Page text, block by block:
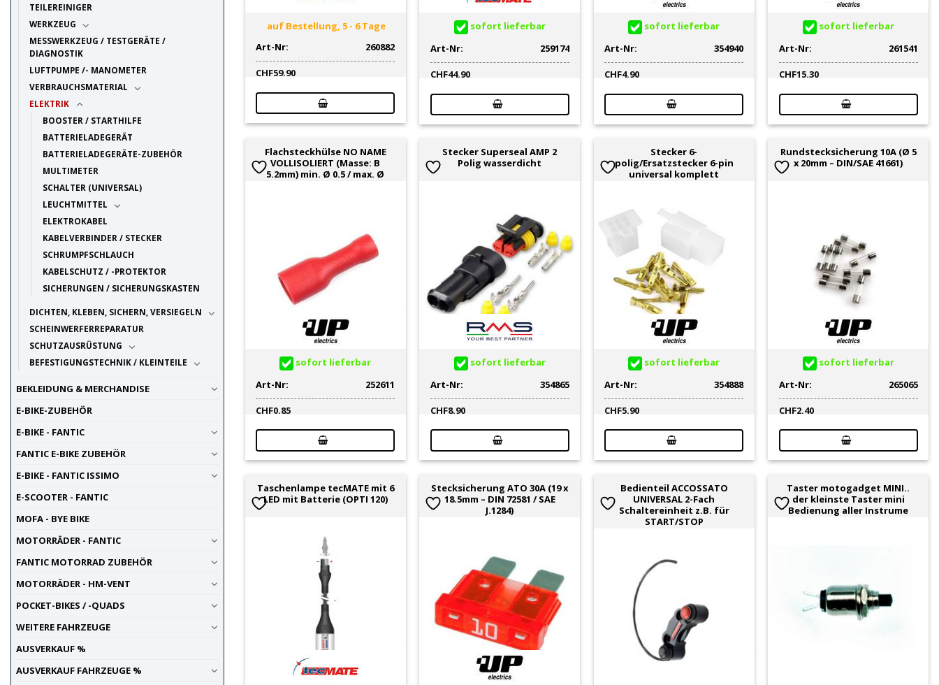
TEILEREINIGER
WERKZEUG
MESSWERKZEUG / TESTGERÄTE /
DIAGNOSTIK
LUFTPUMPE /- MANOMETER
VERBRAUCHSMATERIAL
ELEKTRIK
BOOSTER / STARTHILFE
BATTERIELADEGERÄT
BATTERIELADEGERÄTE-ZUBEHÖR
MULTIMETER
SCHALTER (UNIVERSAL)
LEUCHTMITTEL
ELEKTROKABEL
KABELVERBINDER / STECKER
SCHRUMPFSCHLAUCH
KABELSCHUTZ / -PROTEKTOR
SICHERUNGEN / SICHERUNGSKASTEN
DICHTEN, KLEBEN, SICHERN, VERSIEGELN
SCHEINWERFERREPARATUR
SCHUTZAUSRÜSTUNG
BEFESTIGUNGSTECHNIK / KLEINTEILE
BEKLEIDUNG & MERCHANDISE
E-BIKE-ZUBEHÖR
E-BIKE - FANTIC
FANTIC E-BIKE ZUBEHÖR
E-BIKE - FANTIC ISSIMO
E-SCOOTER - FANTIC
MOFA - BYE BIKE
MOTORRÄDER - FANTIC
FANTIC MOTORRAD ZUBEHÖR
MOTORRÄDER - HM-VENT
POCKET-BIKES / -QUADS
WEITERE FAHRZEUGE
AUSVERKAUF %
AUSVERKAUF FAHRZEUGE %
auf Bestellung, 5 - 6 Tage
Art-Nr:
260882
CHF59.90
sofort lieferbar
Art-Nr:
259174
CHF44.90
sofort lieferbar
Art-Nr:
354940
CHF4.90
sofort lieferbar
Art-Nr:
261541
CHF15.30
Flachsteckhülse NO NAME
VOLLISOLIERT (Masse: B
5.2mm) min. Ø 0.5 / max. Ø
sofort lieferbar
Art-Nr:
252611
CHF0.85
Stecker Superseal AMP 2
Polig wasserdicht
sofort lieferbar
Art-Nr:
354865
CHF8.90
Stecker 6-
polig/Ersatzstecker 6-pin
universal komplett
sofort lieferbar
Art-Nr:
354888
CHF5.90
Rundstecksicherung 10A (Ø 5
x 20mm – DIN/SAE 41661)
sofort lieferbar
Art-Nr:
265065
CHF2.40
Taschenlampe tecMATE mit 6
LED mit Batterie (OPTI 120)
Stecksicherung ATO 30A (19 x
18.5mm – DIN 72581 / SAE
J.1284)
Bedienteil ACCOSSATO
UNIVERSAL 2-Fach
Schaltereinheit z.B. für
START/STOP
Taster motogadget MINI..
der kleinste Taster mini
Bedienung aller Instrume